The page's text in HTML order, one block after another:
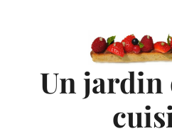
Un jardin